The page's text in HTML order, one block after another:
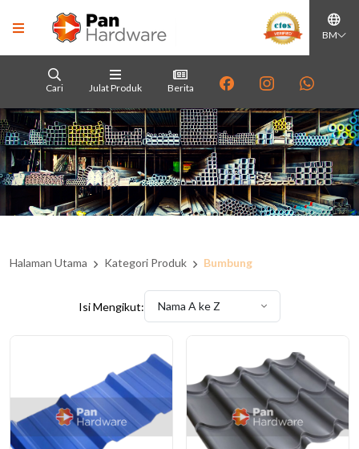
BM
Cari Julat Produk Berita
Halaman Utama Kategori Produk Bumbung
Isi Mengikut: Nama A ke Z